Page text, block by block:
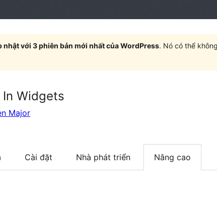
nhật với 3 phiên bản mới nhất của WordPress. Nó có thể
In Widgets
Major
Cài đặt Nhà phát triển Nâng cao